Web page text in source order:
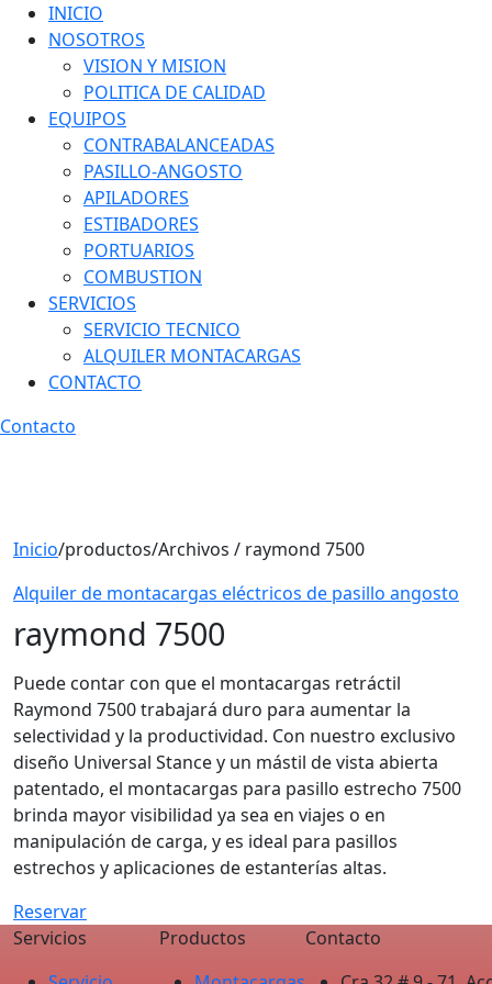
INICIO
NOSOTROS
VISION Y MISION
POLITICA DE CALIDAD
EQUIPOS
CONTRABALANCEADAS
PASILLO-ANGOSTO
APILADORES
ESTIBADORES
PORTUARIOS
COMBUSTION
SERVICIOS
SERVICIO TECNICO
ALQUILER MONTACARGAS
CONTACTO
Contacto
Inicio/productos/Archivos / raymond 7500
Alquiler de montacargas eléctricos de pasillo angosto
raymond 7500
Puede contar con que el montacargas retráctil
Raymond 7500 trabajará duro para aumentar la
selectividad y la productividad. Con nuestro exclusivo
diseño Universal Stance y un mástil de vista abierta
patentado, el montacargas para pasillo estrecho 7500
brinda mayor visibilidad ya sea en viajes o en
manipulación de carga, y es ideal para pasillos
estrechos y aplicaciones de estanterías altas.
Reservar
Servicios
Productos
Contacto